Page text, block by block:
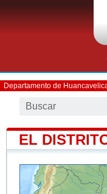
Departamento de
EL